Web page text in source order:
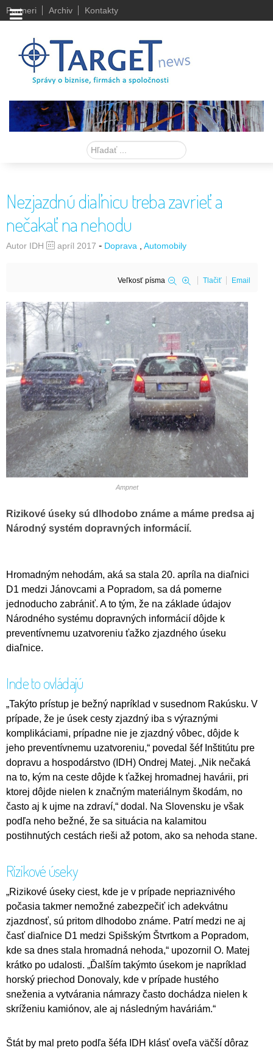
Partneri Archiv Kontakty
Hľadať
Nezjazdnú diaľnicu treba zavrieť a
nečakať na nehodu
Autor IDH apríl 2017 - Doprava Automobily
Veľkosť písma Tlačiť Email
Ampnet
Rizikové úseky sú dlhodobo známe a máme predsa aj
Národný systém dopravných informácií.
Hromadným nehodám, aká sa stala 20. apríla na diaľnici
D1 medzi Jánovcami a Popradom, sa dá pomerne
jednoducho zabrániť. A to tým, že na základe údajov
Národného systému dopravných informácií dôjde k
preventívnemu uzatvoreniu ťažko zjazdného úseku
diaľnice.
Inde to ovládajú
„Takýto prístup je bežný napríklad v susednom Rakúsku. V
prípade, že je úsek cesty zjazdný iba s výraznými
komplikáciami, prípadne nie je zjazdný vôbec, dôjde k
jeho preventívnemu uzatvoreniu,“ povedal šéf Inštitútu pre
dopravu a hospodárstvo (IDH) Ondrej Matej. „Nik nečaká
na to, kým na ceste dôjde k ťažkej hromadnej havárii, pri
ktorej dôjde nielen k značným materiálnym škodám, no
často aj k ujme na zdraví,“ dodal. Na Slovensku je však
podľa neho bežné, že sa situácia na kalamitou
postihnutých cestách rieši až potom, ako sa nehoda stane.
Rizikové úseky
„Rizikové úseky ciest, kde je v prípade nepriaznivého
počasia takmer nemožné zabezpečiť ich adekvátnu
zjazdnosť, sú pritom dlhodobo známe. Patrí medzi ne aj
časť diaľnice D1 medzi Spišským Štvrtkom a Popradom,
kde sa dnes stala hromadná nehoda,“ upozornil O. Matej
krátko po udalosti. „Ďalším takýmto úsekom je napríklad
horský priechod Donovaly, kde v prípade hustého
sneženia a vytvárania námrazy často dochádza nielen k
skríženiu kamiónov, ale aj následným haváriám.“
Štát by mal preto podľa šéfa IDH klásť oveľa väčší dôraz